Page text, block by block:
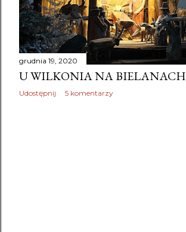
grudnia 19, 2020
U WILKONIA NA BIELANACH
Udostępnij 5 komentarzy